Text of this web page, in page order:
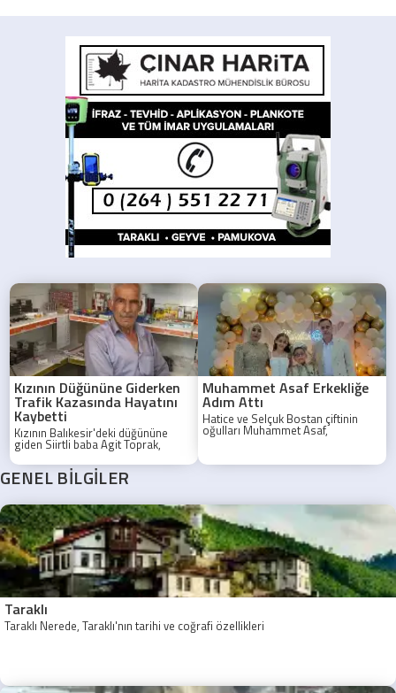
Kızının Düğününe Giderken
Trafik Kazasında Hayatını
Kaybetti
Kızının Balıkesir'deki düğününe
giden Siirtli baba Agit Toprak,
Sakarya'da geçirdiği trafik
kazasında hayatını kaybetti.
Muhammet Asaf Erkekliğe
Adım Attı
Hatice ve Selçuk Bostan çiftinin
oğulları Muhammet Asaf,
düzenlenen görkemli bir sünnet
GENEL BİLGİLER
Taraklı
Taraklı Nerede, Taraklı'nın tarihi ve coğrafi özellikleri